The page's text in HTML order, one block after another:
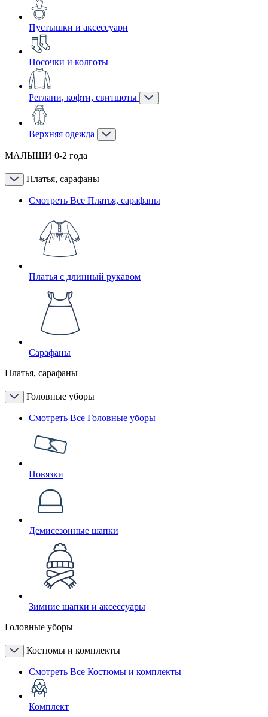
Пустышки и аксессуари
Носочки и колготы
Реглани, кофти, свитшоты
Верхняя одежда
МАЛЫШИ 0-2 года
Платья, сарафаны
Смотреть Все Платья, сарафаны
Платья с длинный рукавом
Сарафаны
Платья, сарафаны
Головные уборы
Смотреть Все Головные уборы
Повязки
Демисезонные шапки
Зимние шапки и аксессуары
Головные уборы
Костюмы и комплекты
Смотреть Все Костюмы и комплекты
Комплект